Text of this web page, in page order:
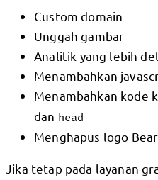
Custom domain
Unggah gambar
Analitik yang lebih
Menambahkan
Menambahkan kode
dan head
Menghapus logo Bear
Jika tetap pada layanan